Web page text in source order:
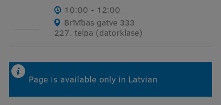
Jobs
Mobile
10:00 - 12:00
Brīvības gatve 333
227. telpa (datorklase)
Page is available only in Latvian